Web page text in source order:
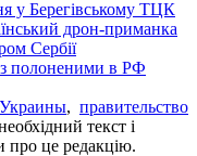
у Берегівському ТЦК
дрон-приманка
Сербії
полоненими в РФ
, правительство
текст і
про це редакцію.